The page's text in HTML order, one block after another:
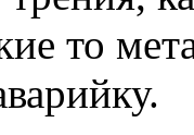
то